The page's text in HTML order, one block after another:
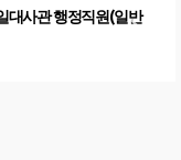
대사관 행정직원(일반